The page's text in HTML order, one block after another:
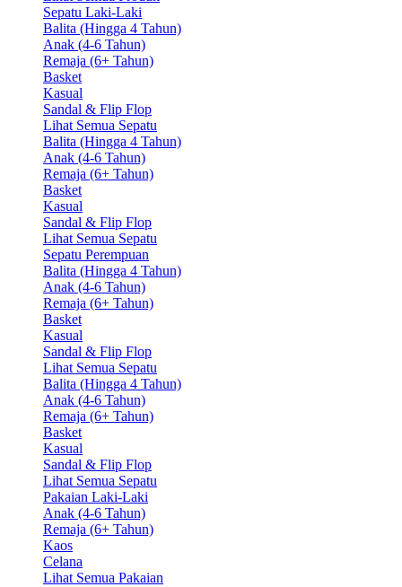
Sepatu Laki-Laki
Balita (Hingga 4 Tahun)
Anak (4-6 Tahun)
Remaja (6+ Tahun)
Basket
Kasual
Sandal & Flip Flop
Lihat Semua Sepatu
Balita (Hingga 4 Tahun)
Anak (4-6 Tahun)
Remaja (6+ Tahun)
Basket
Kasual
Sandal & Flip Flop
Lihat Semua Sepatu
Sepatu Perempuan
Balita (Hingga 4 Tahun)
Anak (4-6 Tahun)
Remaja (6+ Tahun)
Basket
Kasual
Sandal & Flip Flop
Lihat Semua Sepatu
Balita (Hingga 4 Tahun)
Anak (4-6 Tahun)
Remaja (6+ Tahun)
Basket
Kasual
Sandal & Flip Flop
Lihat Semua Sepatu
Pakaian Laki-Laki
Anak (4-6 Tahun)
Remaja (6+ Tahun)
Kaos
Celana
Lihat Semua Pakaian